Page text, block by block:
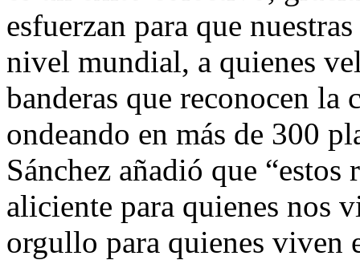
esfuerzan para que
nivel mundial, a quienes
banderas que reconocen
ondeando en más de 300
Sánchez añadió que
aliciente para quienes nos
orgullo para quienes viven